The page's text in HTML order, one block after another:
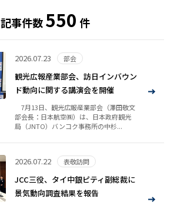
記事件数550 件
2026.07.23 部会
観光広報産業部会、訪日インバウン
ド動向に関する講演会を開催
7月13日、観光広報産業部会（澤田敬文
部会長：日本航空㈱）は、日本政府観光
局（JNTO）バンコク事務所の中杉...
2026.07.22 表敬訪問
JCC三役、タイ中銀ピティ副総裁に
景気動向調査結果を報告